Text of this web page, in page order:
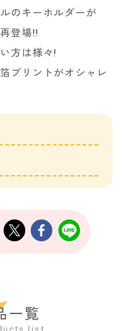
のキーホルダーが
登場!!
方は様々!
プリントがオシャレ
一覧